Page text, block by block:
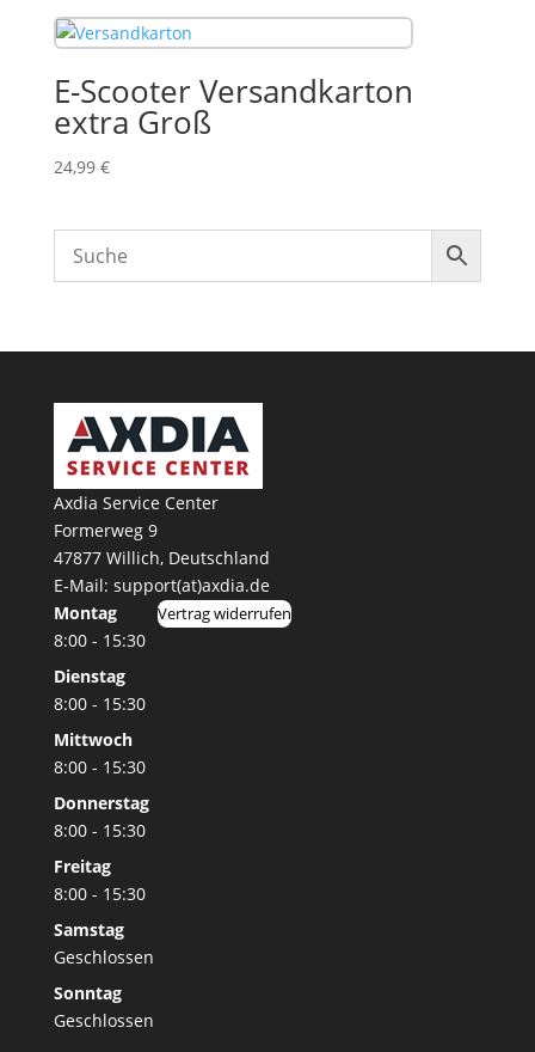
E-Scooter Versandkarton
extra Groß
24,99 €
Axdia Service Center
Formerweg 9
47877 Willich, Deutschland
E-Mail: support(at)axdia.de
Montag
8:00 - 15:30
Dienstag
8:00 - 15:30
Mittwoch
8:00 - 15:30
Donnerstag
8:00 - 15:30
Freitag
8:00 - 15:30
Samstag
Geschlossen
Sonntag
Geschlossen
Vertrag widerrufen